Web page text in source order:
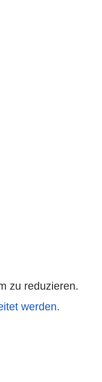
zu reduzieren.
werden.